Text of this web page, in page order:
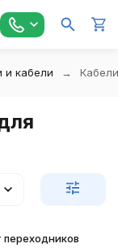
и кабели
переходников